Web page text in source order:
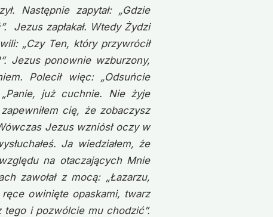
Następnie zapytał: „Gdzie
Jezus zapłakał. Wtedy Żydzi
„Czy Ten, który przywrócił
Jezus ponownie wzburzony,
Polecił więc: „Odsuńcie
„Panie, już cuchnie. Nie żyje
cię, że zobaczysz
Jezus wzniósł oczy w
Ja wiedziałem, że
na otaczających Mnie
zawołał z mocą: „Łazarzu,
owinięte opaskami, twarz
tego i pozwólcie mu chodzić”.